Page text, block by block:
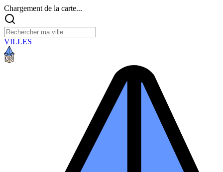
Chargement de la carte...
VILLES